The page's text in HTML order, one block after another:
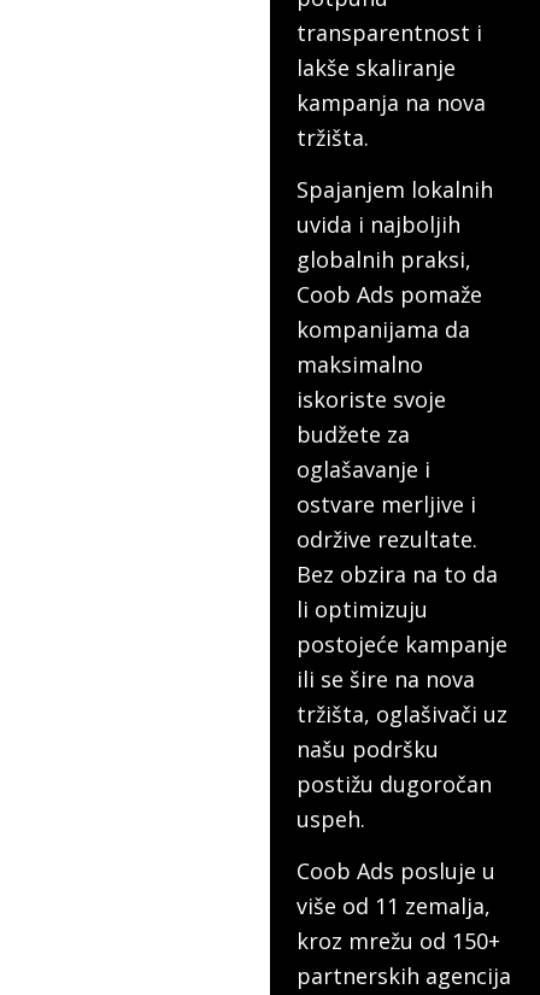
transparentnost i
lakše skaliranje
kampanja na nova
tržišta.
Spajanjem lokalnih
uvida i najboljih
globalnih praksi,
Coob Ads pomaže
kompanijama da
maksimalno
iskoriste svoje
budžete za
oglašavanje i
ostvare merljive i
održive rezultate.
Bez obzira na to da
li optimizuju
postojeće kampanje
ili se šire na nova
tržišta, oglašivači uz
našu podršku
postižu dugoročan
uspeh.
Coob Ads posluje u
više od 11 zemalja,
kroz mrežu od 150+
partnerskih agencija